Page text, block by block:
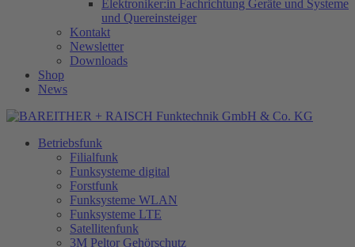
Elektroniker:in Fachrichtung Geräte und Systeme
und Quereinsteiger
Kontakt
Newsletter
Downloads
Shop
News
Betriebsfunk
Filialfunk
Funksysteme digital
Forstfunk
Funksysteme WLAN
Funksysteme LTE
Satellitenfunk
3M Peltor Gehörschutz